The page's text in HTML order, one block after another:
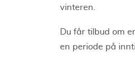
vinteren.
Du får tilbud om
en periode på